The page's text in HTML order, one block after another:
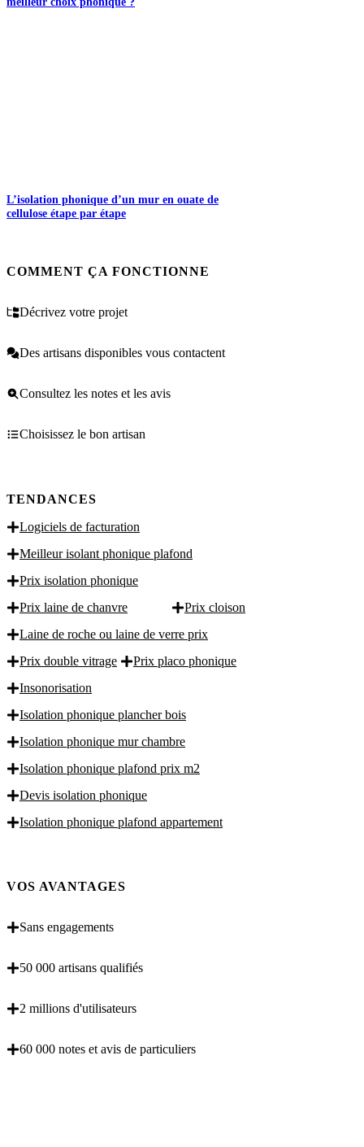
L’isolation phonique d’un mur en ouate de
cellulose étape par étape
COMMENT ÇA FONCTIONNE
Décrivez votre projet
Des artisans disponibles vous contactent
Consultez les notes et les avis
Choisissez le bon artisan
TENDANCES
Logiciels de facturation
Meilleur isolant phonique plafond
Prix isolation phonique
Prix laine de chanvre
Prix cloison
Laine de roche ou laine de verre prix
Prix double vitrage
Prix placo phonique
Insonorisation
Isolation phonique plancher bois
Isolation phonique mur chambre
Isolation phonique plafond prix m2
Devis isolation phonique
Isolation phonique plafond appartement
VOS AVANTAGES
Sans engagements
50 000 artisans qualifiés
2 millions d'utilisateurs
60 000 notes et avis de particuliers